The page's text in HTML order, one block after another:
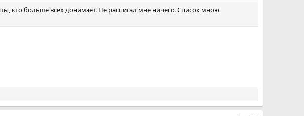
кто больше всех донимает. Не расписал мне ничего. Список мною